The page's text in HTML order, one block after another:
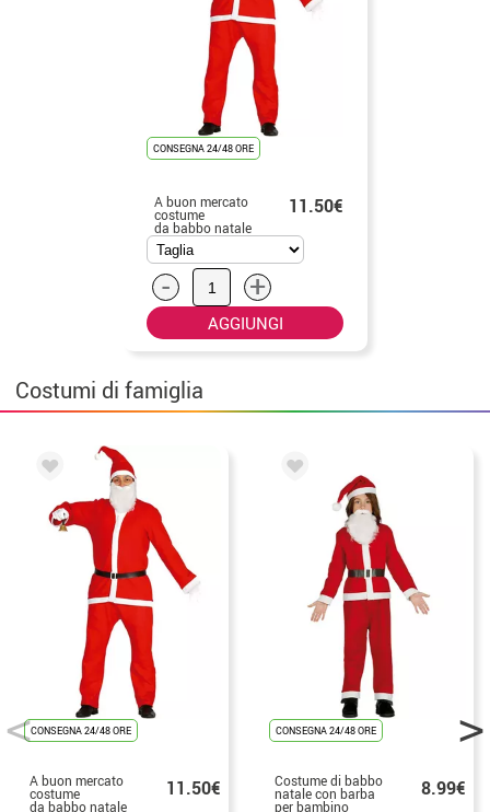
CONSEGNA 24/48 ORE
A buon mercato
costume
da babbo natale
per natale
11.50€
- +
AGGIUNGI
Costumi di famiglia
CONSEGNA 24/48 ORE
A buon mercato
costume
da babbo natale
11.50€
CONSEGNA 24/48 ORE
Costume di babbo
natale con barba
per bambino
8.99€